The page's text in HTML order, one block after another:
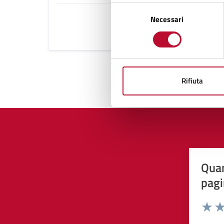
Necessari
Rifiuta